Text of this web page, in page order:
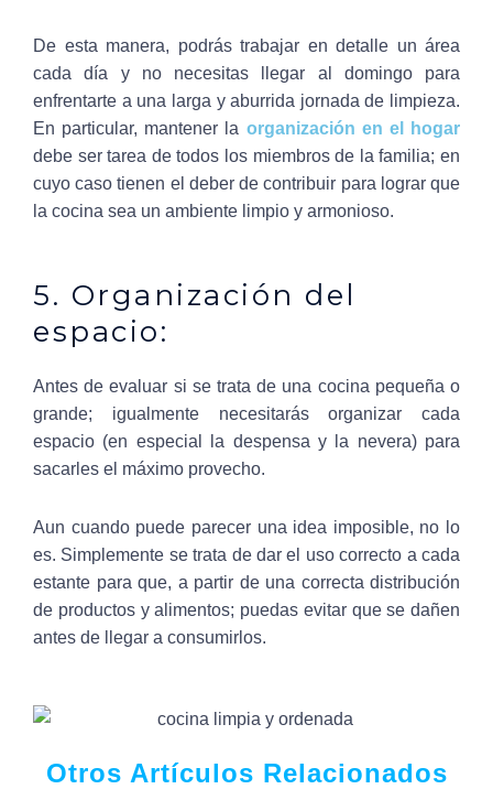
De esta manera, podrás trabajar en detalle un área
cada día y no necesitas llegar al domingo para
enfrentarte a una larga y aburrida jornada de limpieza.
En particular, mantener la organización en el hogar
debe ser tarea de todos los miembros de la familia; en
cuyo caso tienen el deber de contribuir para lograr que
la cocina sea un ambiente limpio y armonioso.
5. Organización del
espacio:
Antes de evaluar si se trata de una cocina pequeña o
grande; igualmente necesitarás organizar cada
espacio (en especial la despensa y la nevera) para
sacarles el máximo provecho.
Aun cuando puede parecer una idea imposible, no lo
es. Simplemente se trata de dar el uso correcto a cada
estante para que, a partir de una correcta distribución
de productos y alimentos; puedas evitar que se dañen
antes de llegar a consumirlos.
Otros Artículos Relacionados